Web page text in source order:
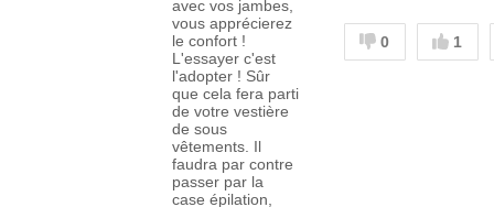
avec vos jambes,
vous apprécierez
le confort !
L'essayer c'est
l'adopter ! Sûr
que cela fera parti
de votre vestière
de sous
vêtements. Il
faudra par contre
passer par la
case épilation,
0 1